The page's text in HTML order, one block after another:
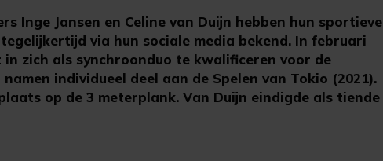
Inge Jansen en Celine van Duijn hebben hun sportieve
via hun sociale media bekend. In februari
in zich als synchroonduo te kwalificeren voor de
individueel deel aan de Spelen van Tokio (2021).
op de 3 meterplank. Van Duijn eindigde als tiende